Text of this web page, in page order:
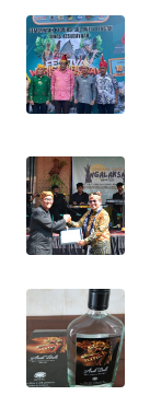
INDEKS
BERITA
KONTAK
KAMI
INFO
IKLAN
TENTANG
PEDOMAN
MEDIA
SIBER